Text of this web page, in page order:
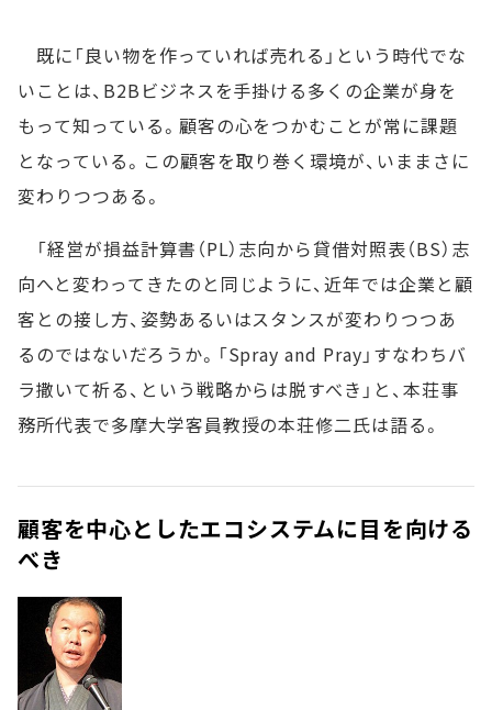
既に「良い物を作っていれば売れる」という時代でな
いことは、B2Bビジネスを手掛ける多くの企業が身を
もって知っている。顧客の心をつかむことが常に課題
となっている。この顧客を取り巻く環境が、いままさに
変わりつつある。
「経営が損益計算書（PL）志向から貸借対照表（BS）志
向へと変わってきたのと同じように、近年では企業と顧
客との接し方、姿勢あるいはスタンスが変わりつつあ
るのではないだろうか。「Spray and Pray」すなわちバ
ラ撒いて祈る、という戦略からは脱すべき」と、本荘事
務所代表で多摩大学客員教授の本荘修二氏は語る。
顧客を中心としたエコシステムに目を向ける
べき